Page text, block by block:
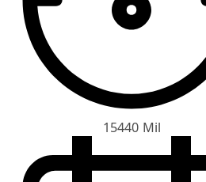
15440 Mil